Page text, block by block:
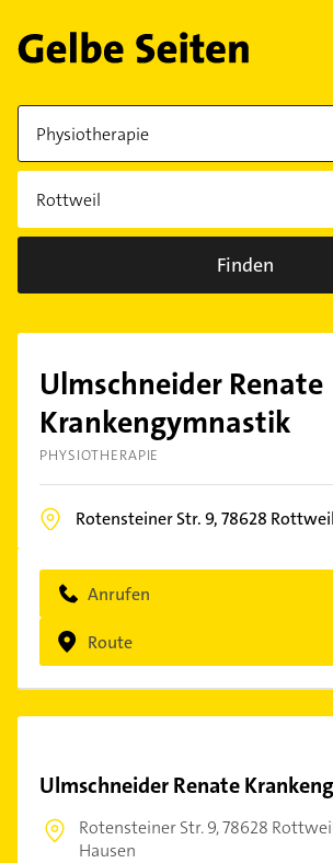
Finden
Ulmschneider Renate
Krankengymnastik
PHYSIOTHERAPIE
Rotensteiner Str. 9,78628
Anrufen
Route
Ulmschneider Renate
Rotensteiner Str. 9,78628
Hausen